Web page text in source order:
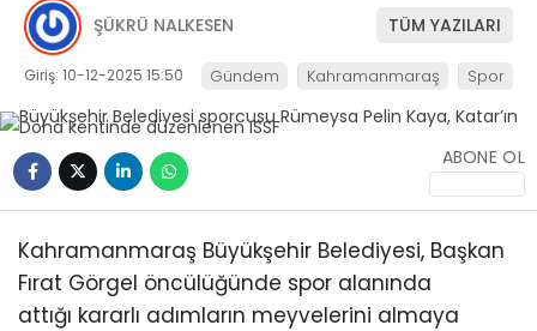
İhbar Hattı
ŞÜKRÜ NALKESEN TÜM YAZILARI
Giriş: 10-12-2025 15:50 Gündem Kahramanmaraş Spor
ABONE OL
Kahramanmaraş Büyükşehir Belediyesi, Başkan
Fırat Görgel öncülüğünde spor alanında
attığı kararlı adımların meyvelerini almaya